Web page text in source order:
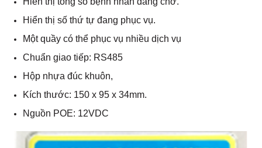
Hiển thị số thứ tự đang phục vụ.
Một quầy có thể phục vụ nhiều dịch vụ
Chuẩn giao tiếp: RS485
Hộp nhựa đúc khuôn,
Kích thước: 150 x 95 x 34mm.
Nguồn POE: 12VDC